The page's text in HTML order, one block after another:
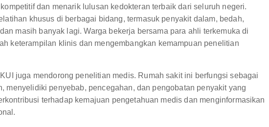
dan menarik lulusan kedokteran terbaik dari seluruh negeri.
khusus di berbagai bidang, termasuk penyakit dalam, bedah,
masih banyak lagi. Warga bekerja bersama para ahli terkemuka di
keterampilan klinis dan mengembangkan kemampuan penelitian
juga mendorong penelitian medis. Rumah sakit ini berfungsi sebagai
menyelidiki penyebab, pencegahan, dan pengobatan penyakit yang
terhadap kemajuan pengetahuan medis dan menginformasikan